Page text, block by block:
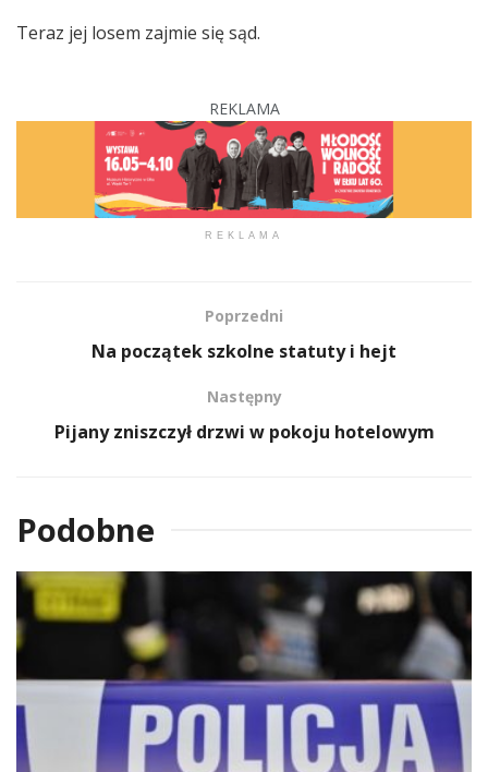
Teraz jej losem zajmie się sąd.
REKLAMA
REKLAMA
Poprzedni
Na początek szkolne statuty i hejt
Następny
Pijany zniszczył drzwi w pokoju hotelowym
Podobne